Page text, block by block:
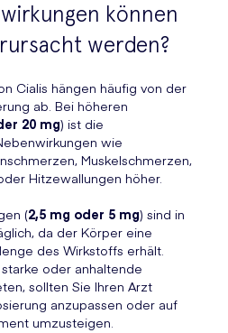
können
werden?
Cialis hängen häufig von der
ab. Bei höheren
20 mg) ist die
wie
Muskelschmerzen,
Hitzewallungen höher.
(2,5 mg oder 5 mg) sind in
da der Körper eine
des Wirkstoffs erhält.
oder anhaltende
sollten Sie Ihren Arzt
anzupassen oder auf
umzusteigen.